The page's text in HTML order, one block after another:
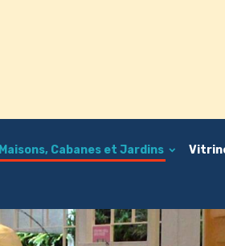
Maisons, Cabanes et Jardins